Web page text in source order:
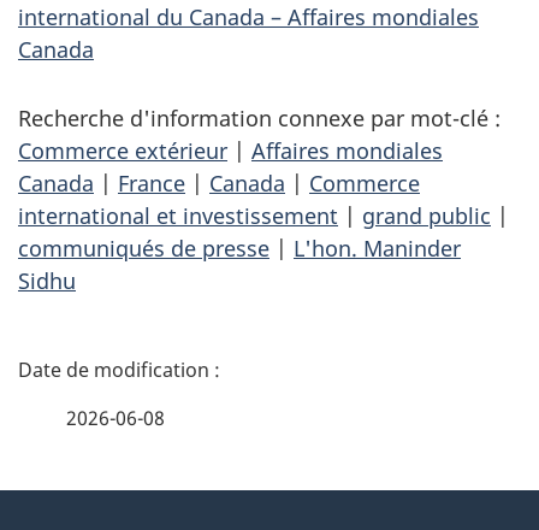
international du Canada – Affaires mondiales
Canada
Recherche d'information connexe par mot-clé :
Commerce extérieur | Affaires mondiales
Canada | France | Canada | Commerce
international et investissement | grand public |
communiqués de presse | L'hon. Maninder
Sidhu
D
2026-06-08